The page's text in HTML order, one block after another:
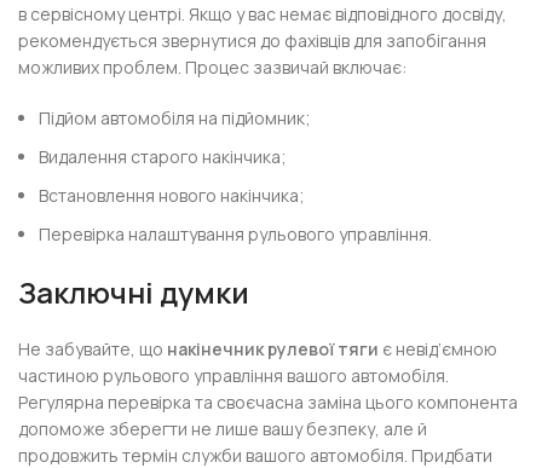
в сервісному центрі. Якщо у вас немає відповідного досвіду,
рекомендується звернутися до фахівців для запобігання
можливих проблем. Процес зазвичай включає:
Підйом автомобіля на підйомник;
Видалення старого накінчика;
Встановлення нового накінчика;
Перевірка налаштування рульового управління.
Заключні думки
Не забувайте, що накінечник рулевої тяги є невід’ємною
частиною рульового управління вашого автомобіля.
Регулярна перевірка та своєчасна заміна цього компонента
допоможе зберегти не лише вашу безпеку, але й
продовжить термін служби вашого автомобіля. Придбати